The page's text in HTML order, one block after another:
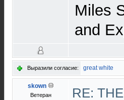
Miles
and
Выразили согласие: great white
skown
Ветеран RE: